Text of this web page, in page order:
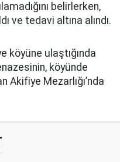
belirlerken,
ve tedavi altına alındı.
köyüne ulaştığında
köyünde
Akifiye Mezarlığı’nda